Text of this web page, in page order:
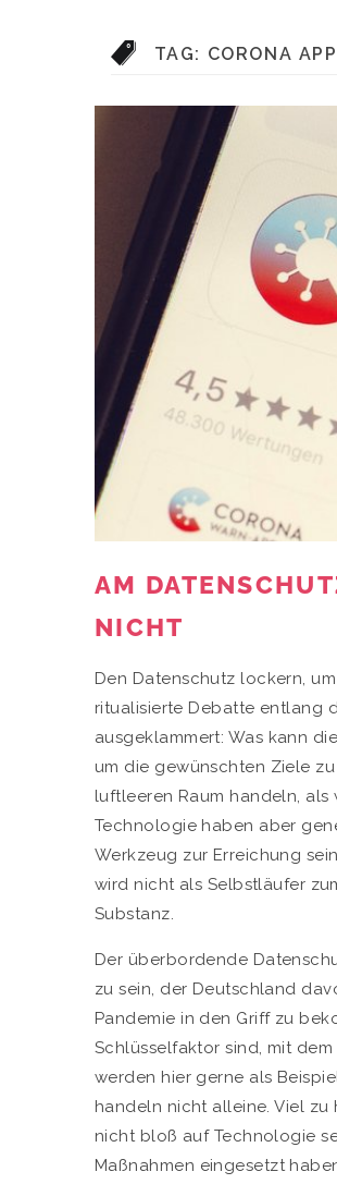
TAG: CORONA APP
AM
NICHT
Den Datenschutz lockern,
ritualisierte Debatte entlang
ausgeklammert: Was kann
um die gewünschten Ziele
luftleeren Raum handeln, als
Technologie haben aber
Werkzeug zur Erreichung
wird nicht als Selbstläufer
Substanz.
Der überbordende
zu sein, der Deutschland
Pandemie in den Griff zu
Schlüsselfaktor sind, mit
werden hier gerne als
handeln nicht alleine. Viel zu
nicht bloß auf Technologie
Maßnahmen eingesetzt